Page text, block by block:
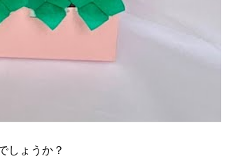
しょうか？